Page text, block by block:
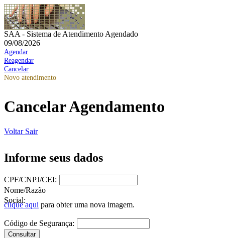
SAA - Sistema de Atendimento Agendado
09/08/2026
Agendar
Reagendar
Cancelar
Novo atendimento
Cancelar Agendamento
Voltar Sair
Informe seus dados
CPF/CNPJ/CEI:
Nome/Razão
Social:
clique aqui para obter uma nova imagem.
Código de Segurança: